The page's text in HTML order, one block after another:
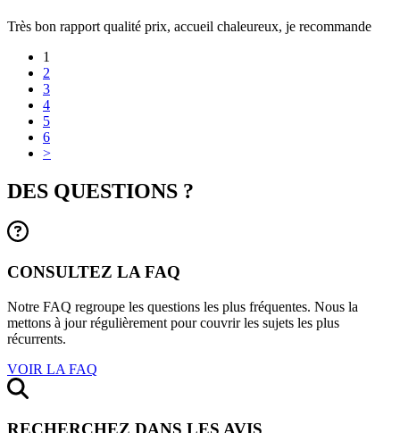
Très bon rapport qualité prix, accueil chaleureux, je recommande
1
2
3
4
5
6
>
DES QUESTIONS ?
CONSULTEZ LA FAQ
Notre FAQ regroupe les questions les plus fréquentes. Nous la
mettons à jour régulièrement pour couvrir les sujets les plus
récurrents.
VOIR LA FAQ
RECHERCHEZ DANS LES AVIS